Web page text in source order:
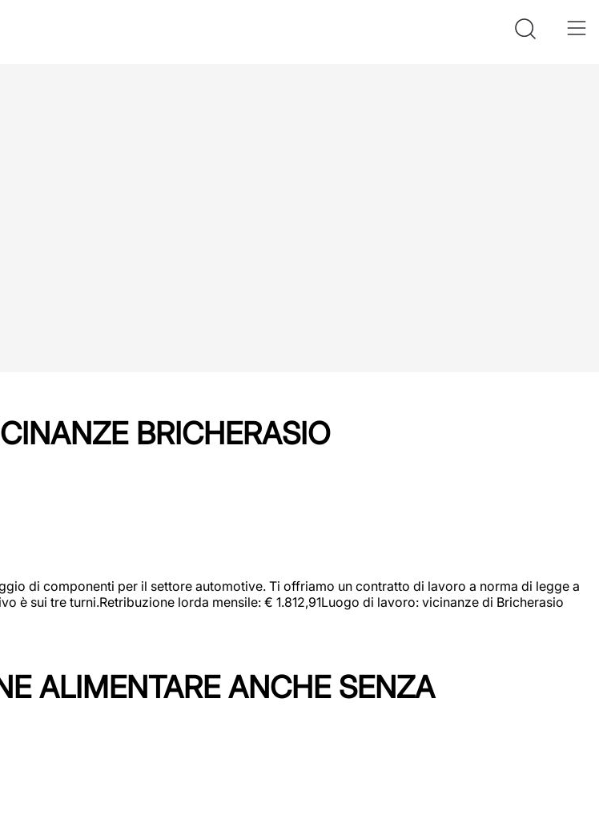
BRICHERASIO
di componenti per il settore automotive. Ti offriamo un contratto di lavoro a norma di legge a
sui tre turni.Retribuzione lorda mensile: € 1.812,91Luogo di lavoro: vicinanze di Bricherasio
ALIMENTARE ANCHE SENZA